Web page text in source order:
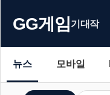
GG게임기대작
뉴스 모바일